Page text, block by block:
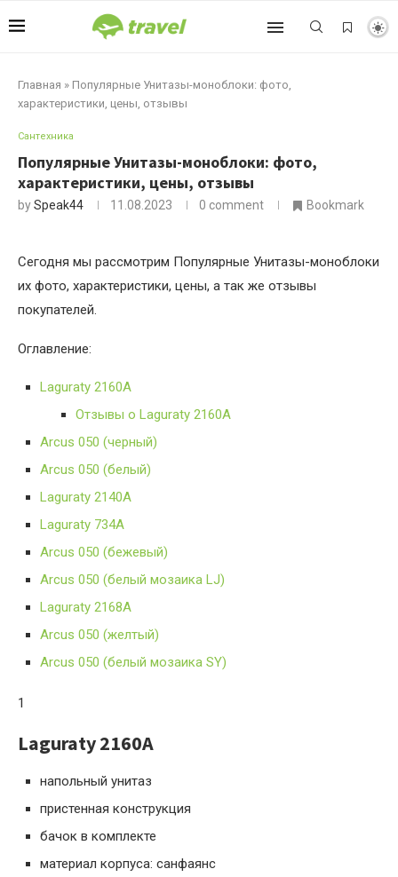
Главная » Популярные Унитазы-моноблоки: фото,
характеристики, цены, отзывы
Сантехника
Популярные Унитазы-моноблоки: фото,
характеристики, цены, отзывы
bySpeak44 11.08.2023 0 comment Bookmark
Сегодня мы рассмотрим Популярные Унитазы-моноблоки
их фото, характеристики, цены, а так же отзывы
покупателей.
Оглавление:
Laguraty 2160A
Отзывы о Laguraty 2160A
Arcus 050 (черный)
Arcus 050 (белый)
Laguraty 2140A
Laguraty 734A
Arcus 050 (бежевый)
Arcus 050 (белый мозаика LJ)
Laguraty 2168A
Arcus 050 (желтый)
Arcus 050 (белый мозаика SY)
1
Laguraty 2160A
напольный унитаз
пристенная конструкция
бачок в комплекте
материал корпуса: санфаянс